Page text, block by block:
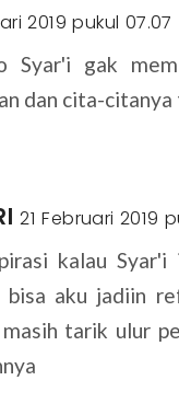
2019 pukul 07.07
gak
dan cita-citanya
21 Februari 2019
kalau
aku jadiin
tarik ulur